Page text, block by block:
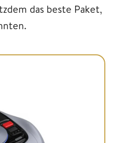
das beste Paket,